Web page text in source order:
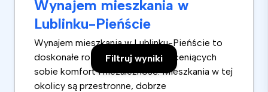
Filtruj wyniki
Wynajem mieszkania w
Lublinku-Pieńście
Wynajem mieszkania w Lublinku-Pieńście to
doskonałe rozwiązanie dla osób ceniących
sobie komfort i niezależność. Mieszkania w tej
okolicy są przestronne, dobrze